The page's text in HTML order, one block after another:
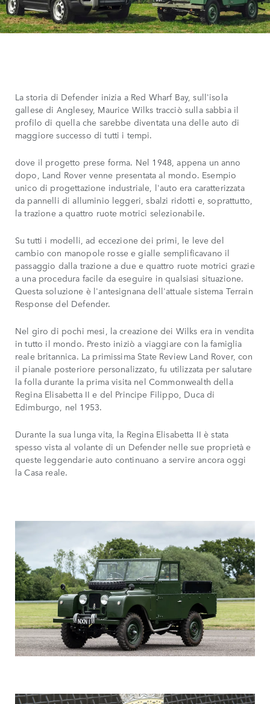
La storia di Defender inizia a Red Wharf Bay, sull'isola
gallese di Anglesey, Maurice Wilks tracciò sulla sabbia il
profilo di quella che sarebbe diventata una delle auto di
maggiore successo di tutti i tempi.
dove il progetto prese forma. Nel 1948, appena un anno
dopo, Land Rover venne presentata al mondo. Esempio
unico di progettazione industriale, l'auto era caratterizzata
da pannelli di alluminio leggeri, sbalzi ridotti e, soprattutto,
la trazione a quattro ruote motrici selezionabile.
Su tutti i modelli, ad eccezione dei primi, le leve del
cambio con manopole rosse e gialle semplificavano il
passaggio dalla trazione a due e quattro ruote motrici grazie
a una procedura facile da eseguire in qualsiasi situazione.
Questa soluzione è l'antesignana dell'attuale sistema Terrain
Response del Defender.
Nel giro di pochi mesi, la creazione dei Wilks era in vendita
in tutto il mondo. Presto iniziò a viaggiare con la famiglia
reale britannica. La primissima State Review Land Rover, con
il pianale posteriore personalizzato, fu utilizzata per salutare
la folla durante la prima visita nel Commonwealth della
Regina Elisabetta II e del Principe Filippo, Duca di
Edimburgo, nel 1953.
Durante la sua lunga vita, la Regina Elisabetta II è stata
spesso vista al volante di un Defender nelle sue proprietà e
queste leggendarie auto continuano a servire ancora oggi
la Casa reale.